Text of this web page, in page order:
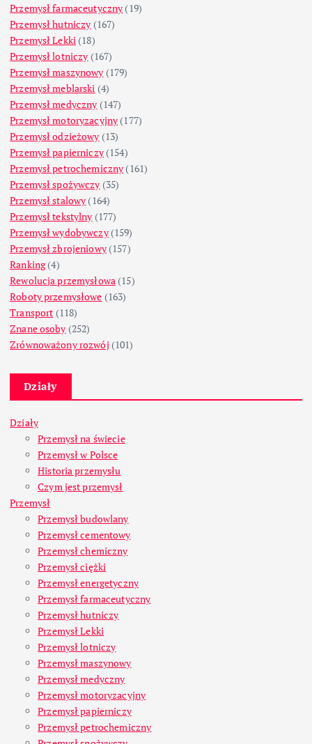
Przemysł farmaceutyczny (19)
Przemysł hutniczy (167)
Przemysł Lekki (18)
Przemysł lotniczy (167)
Przemysł maszynowy (179)
Przemysł meblarski (4)
Przemysł medyczny (147)
Przemysł motoryzacyjny (177)
Przemysł odzieżowy (13)
Przemysł papierniczy(154)
Przemysł petrochemiczny (161)
Przemysł spożywczy (35)
Przemysł stalowy (164)
Przemysł tekstylny (177)
Przemysł wydobywczy(159)
Przemysł zbrojeniowy(157)
Ranking(4)
Rewolucja przemysłowa (15)
Roboty przemysłowe (163)
Transport (118)
Znane osoby (252)
Zrównoważony rozwój (101)
Działy
Działy
Przemysł na świecie
Przemysł w Polsce
Historia przemysłu
Czym jest przemysł
Przemysł
Przemysł budowlany
Przemysł cementowy
Przemysł chemiczny
Przemysł ciężki
Przemysł energetyczny
Przemysł farmaceutyczny
Przemysł hutniczy
Przemysł Lekki
Przemysł lotniczy
Przemysł maszynowy
Przemysł medyczny
Przemysł motoryzacyjny
Przemysł papierniczy
Przemysł petrochemiczny